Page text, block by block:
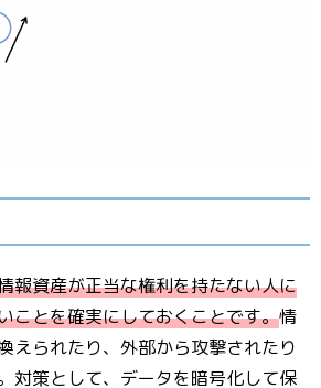
報資産が正当な権利を持たない人に
ことを確実にしておくことです。情
えられたり、外部から攻撃されたり
対策として、データを暗号化して保